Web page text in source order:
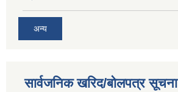
अन्य
सार्वजनिक खरिद/बोलपत्र सूचना